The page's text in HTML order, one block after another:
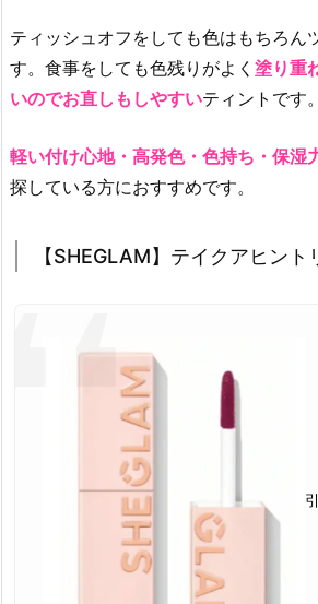
ティッシュオフをしても色はもちろん
す。食事をしても色残りがよく 塗り重
いのでお直しもしやすいティントです。
軽い付け心地・高発色・色持ち・保湿
探している方におすすめです。
【SHEGLAM】テイクアヒント